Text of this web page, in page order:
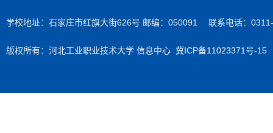
学校地址：石家庄市红旗大街626号 邮编：050091 联系电话：
版权所有：河北工业职业技术大学 信息中心 冀ICP备11023371号-15